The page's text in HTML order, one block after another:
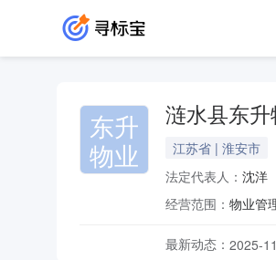
东升
物业
涟水县东升
江苏省 | 淮安市
法定代表人： 沈洋
经营范围： 物业管
最新动态： 2025-